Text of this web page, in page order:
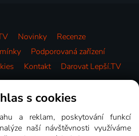
Novinky
Recenze
Podporovaná zařízení
Kontakt Darovat Lepší.TV
Videotéka
s cookies
a reklam, poskytování funkcí
naší návštěvnosti využíváme